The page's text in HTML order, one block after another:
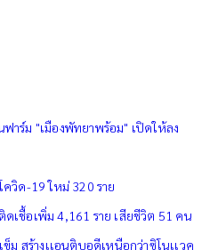
าร์ม "เมืองพัทยาพร้อม" เปิดให้ลง
วิด-19 ใหม่ 320 ราย
เชื้อเพิ่ม 4,161 ราย เสียชีวิต 51 คน
ม สร้างเเอนติบอดีเหนือกว่าซิโนเเวค